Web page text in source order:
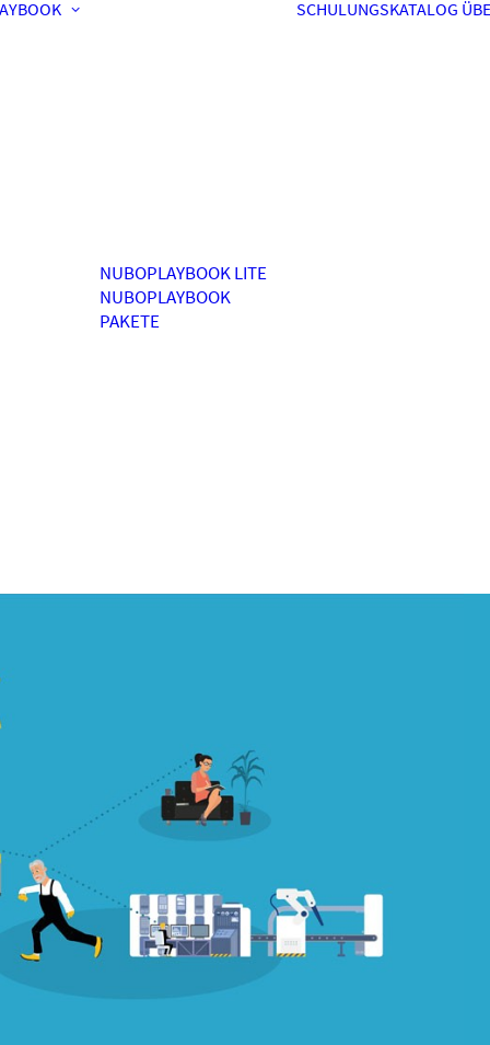
NUBOPLAYBOOK LITE
NUBOPLAYBOOK
PAKETE
SCHULUNGSKATALOG